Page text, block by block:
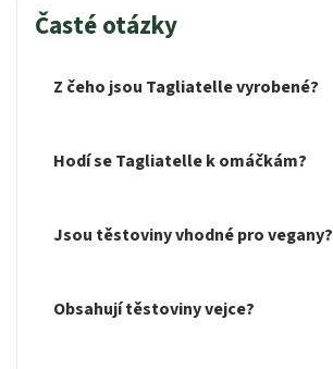
Časté otázky
Z čeho jsou Tagliatelle vyrobené?
Hodí se Tagliatelle k omáčkám?
Jsou těstoviny vhodné pro vegany?
Obsahují těstoviny vejce?